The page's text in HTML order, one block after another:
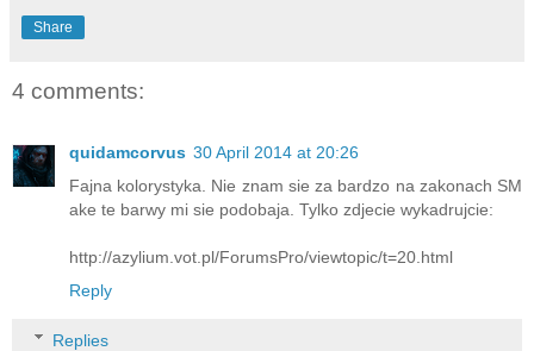
Share
4 comments:
quidamcorvus 30 April 2014 at 20:26
Fajna kolorystyka. Nie znam sie za bardzo na zakonach SM
ake te barwy mi sie podobaja. Tylko zdjecie wykadrujcie:
http://azylium.vot.pl/ForumsPro/viewtopic/t=20.html
Reply
Replies